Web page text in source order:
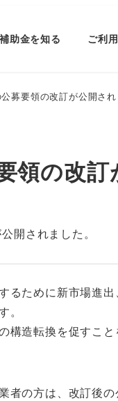
補助金を知る ご利
募要領の改訂が公開され
領の改訂
開されました。
るために新市場進
造転換を促すこと
者の方は、改訂後